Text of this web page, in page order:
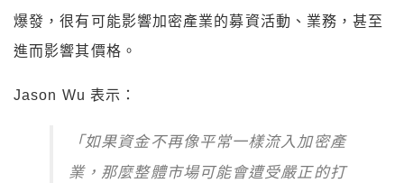
爆發，很有可能影響加密產業的募資活動、業務，甚至
進而影響其價格。
Jason Wu 表示：
「如果資金不再像平常一樣流入加密產
業，那麼整體市場可能會遭受嚴正的打